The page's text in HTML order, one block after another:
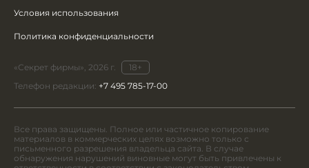
Условия использования
Политика конфиденциальности
«Секрет фирмы», 2026 г.
18+
Телефон редакции: +7 495 785-17-00
Все права защищены. Полное или частичное копирование
материалов в коммерческих целях возможно только с
письменного разрешения владельца сайта. В случае
обнаружения нарушений виновные могут быть привлечены к